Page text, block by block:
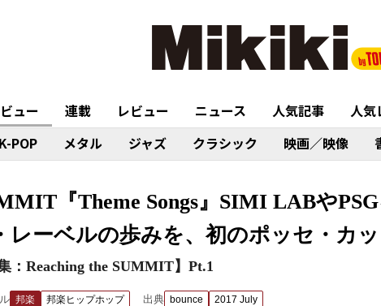
ュー 連載 レビュー ニュース 人気記事
人気
K-POP メタル ジャズ クラシック 映画／映像
『Theme Songs』SIMI LABや
レーベルの歩みを、初のポッセ・カ
集：Reaching the SUMMIT】Pt.1
邦楽 邦楽ヒップホップ 出典 bounce 2017 July